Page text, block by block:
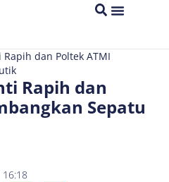
Rapih dan Poltek ATMI
Rapih dan
Sepatu
16:18